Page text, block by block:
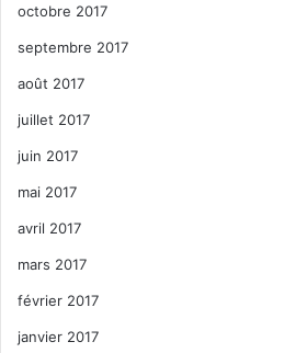
octobre 2017
septembre 2017
août 2017
juillet 2017
juin 2017
mai 2017
avril 2017
mars 2017
février 2017
janvier 2017